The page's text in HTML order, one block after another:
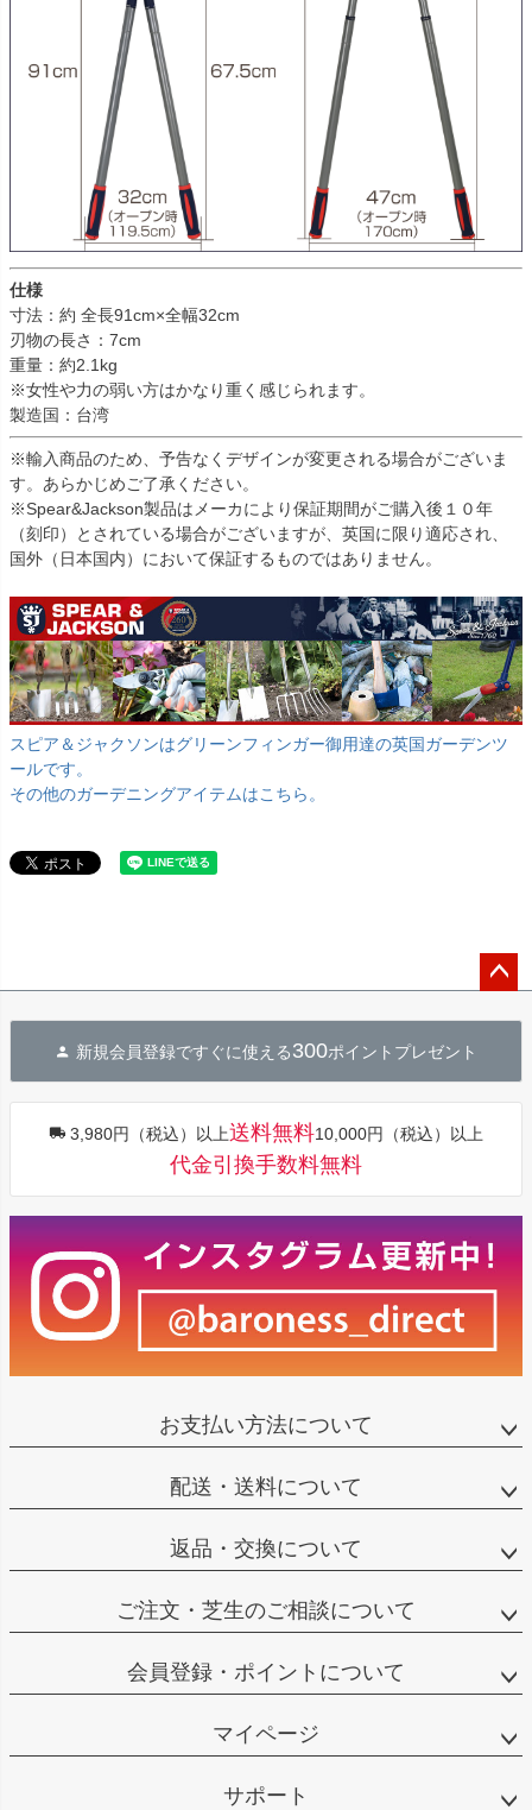
仕様
寸法：約 全長91cm×全幅32cm
刃物の長さ：7cm
重量：約2.1kg
※女性や力の弱い方はかなり重く感じられます。
製造国：台湾
※輸入商品のため、予告なくデザインが変更される場合がございま
す。あらかじめご了承ください。
※Spear&Jackson製品はメーカにより保証期間がご購入後１０年
（刻印）とされている場合がございますが、英国に限り適応され、
国外（日本国内）において保証するものではありません。
スピア＆ジャクソンはグリーンフィンガー御用達の英国ガーデンツ
ールです。
その他のガーデニングアイテムはこちら。
へ
新規会員登録ですぐに使える300ポイントプレゼント
3,980円（税込）以上送料無料10,000円（税込）以上
代金引換手数料無料
お支払い方法について
配送・送料について
返品・交換について
ご注文・芝生のご相談について
会員登録・ポイントについて
マイページ
サポート